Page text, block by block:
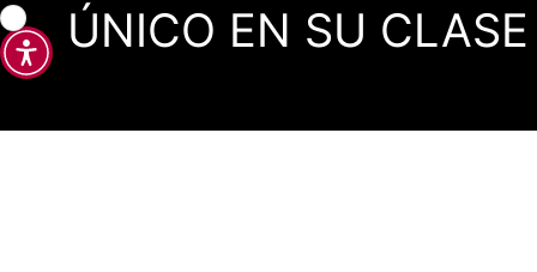
ÚNICO EN SU CLASE